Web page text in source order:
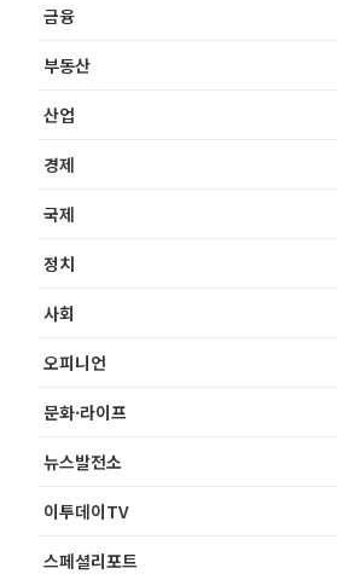
금융
부동산
산업
경제
국제
정치
사회
오피니언
문화·라이프
뉴스발전소
이투데이TV
스페셜리포트